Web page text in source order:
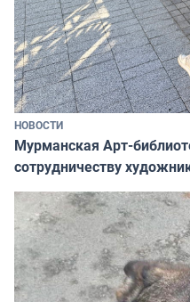
НОВОСТИ
Мурманская Арт-
сотрудничеству